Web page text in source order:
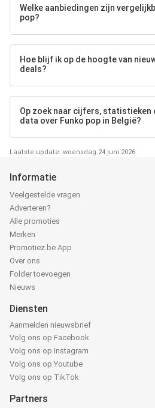
Welke aanbiedingen zijn
pop?
Hoe blijf ik op de hoogte van
deals?
Op zoek naar cijfers, statistieken
data over Funko pop in België?
Laatste update: woensdag 24 juni 2026
Informatie
Veelgestelde vragen
Adverteren?
Alle promoties
Merken
Promotiez.be App
Over ons
Folder toevoegen
Nieuws
Diensten
Aanmelden nieuwsbrief
Volg ons op Facebook
Volg ons op Instagram
Volg ons op Youtube
Volg ons op TikTok
Partners